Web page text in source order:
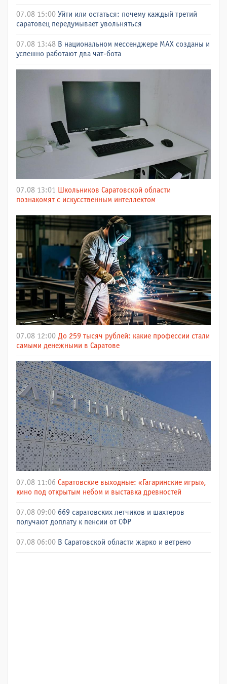
07.08 15:00 Уйти или остаться: почему каждый третий
саратовец передумывает увольняться
07.08 13:48 В национальном мессенджере МАХ созданы и
успешно работают два чат-бота
07.08 13:01 Школьников Саратовской области
познакомят с искусственным интеллектом
07.08 12:00 До 259 тысяч рублей: какие профессии стали
самыми денежными в Саратове
07.08 11:06 Саратовские выходные: «Гагаринские игры»,
кино под открытым небом и выставка древностей
07.08 09:00 669 саратовских летчиков и шахтеров
получают доплату к пенсии от СФР
07.08 06:00 В Саратовской области жарко и ветрено